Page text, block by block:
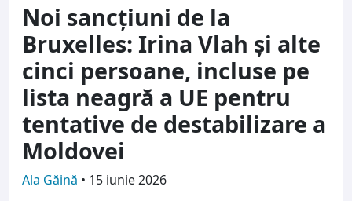
Noi sancțiuni de la
Bruxelles: Irina Vlah și alte
cinci persoane, incluse pe
lista neagră a UE pentru
tentative de destabilizare a
Moldovei
Ala Găină • 15 iunie 2026